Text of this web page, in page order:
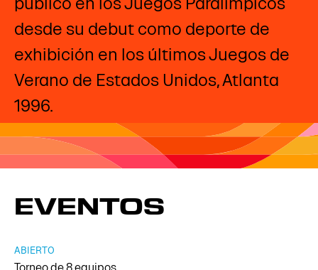
desde su debut como deporte de
exhibición en los últimos Juegos de
Verano de Estados Unidos, Atlanta
1996.
EVENTOS
Torneo de 8 equipos
ABIERTO